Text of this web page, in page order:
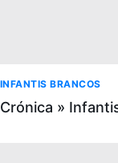
INFANTIS BRANCOS
Crónica »